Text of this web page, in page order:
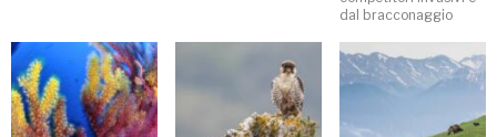
dal bracconaggio